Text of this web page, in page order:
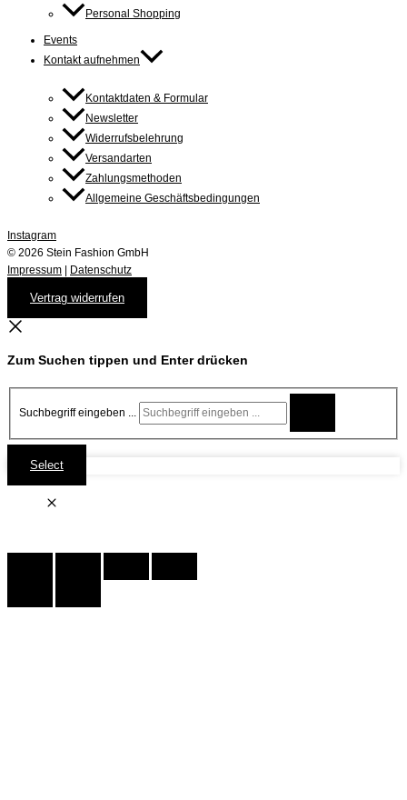
Personal Shopping
Events
Kontakt aufnehmen
Kontaktdaten & Formular
Newsletter
Widerrufsbelehrung
Versandarten
Zahlungsmethoden
Allgemeine Geschäftsbedingungen
Instagram
© 2026 Stein Fashion GmbH
Impressum
Datenschutz
Vertrag widerrufen
Zum Suchen tippen und Enter drücken
Suchbegriff eingeben ...
Select